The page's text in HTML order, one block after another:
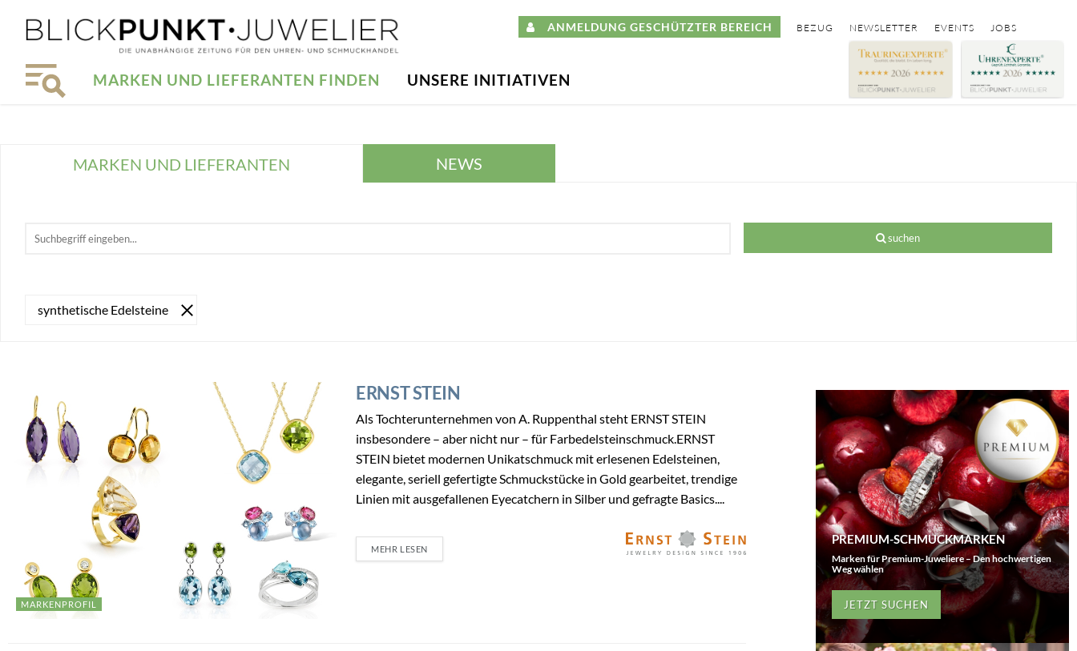
ANMELDUNG GESCHÜTZTER BEREICH BEZUG NEWSLETTER EVENTS JOBS
MARKEN UND LIEFERANTEN FINDEN UNSERE INITIATIVEN
MARKEN UND LIEFERANTEN NEWS
suchen
synthetische Edelsteine
MARKENPROFIL
ERNST STEIN
Als Tochterunternehmen von A. Ruppenthal steht ERNST STEIN
insbesondere – aber nicht nur – für Farbedelsteinschmuck.ERNST
STEIN bietet modernen Unikatschmuck mit erlesenen Edelsteinen,
elegante, seriell gefertigte Schmuckstücke in Gold gearbeitet, trendige
Linien mit ausgefallenen Eyecatchern in Silber und gefragte Basics....
MEHR LESEN
PREMIUM-SCHMUCKMARKEN
Marken für Premium-Juweliere – Den hochwertigen
Weg wählen
JETZT SUCHEN